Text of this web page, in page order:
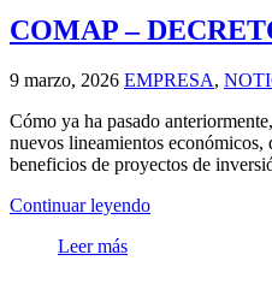
COMAP –
9 marzo, 2026 EMPRESA,
Cómo ya ha pasado
nuevos lineamientos económicos,
beneficios de proyectos de
Continuar leyendo
Leer más